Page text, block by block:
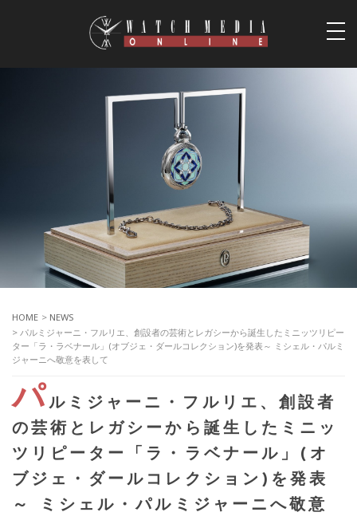
HOME > NEWS
> パルミジャーニ・フルリエ、創設者の芸術とレガシーから誕生したミニッツリピー
ター「ラ・ラベナール」(オブジェ・ダールコレクション)を発表～ ミシェル・パルミ
ジャーニへ敬意を表して
パルミジャーニ・フルリエ、創設者
の芸術とレガシーから誕生したミニッ
ツリピーター「ラ・ラベナール」(オ
ブジェ・ダールコレクション)を発表
～ ミシェル・パルミジャーニへ敬意